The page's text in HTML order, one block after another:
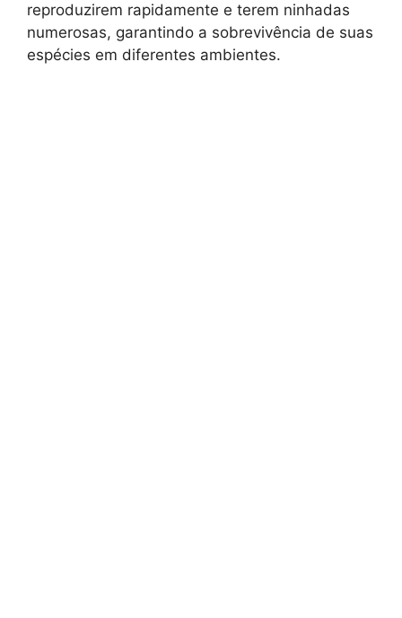
reproduzirem rapidamente e terem ninhadas
numerosas, garantindo a sobrevivência de suas
espécies em diferentes ambientes.